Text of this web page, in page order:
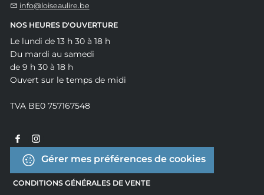
info@loiseaulire.be
NOS HEURES D'OUVERTURE
Le lundi de 13 h 30 à 18 h
Du mardi au samedi
de 9 h 30 à 18 h
Ouvert sur le temps de midi
TVA BE0 757167548
Gérer mes préférences de cookies
CONDITIONS GÉNÉRALES DE VENTE